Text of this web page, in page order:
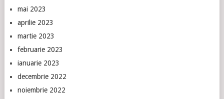
mai 2023
aprilie 2023
martie 2023
februarie 2023
ianuarie 2023
decembrie 2022
noiembrie 2022